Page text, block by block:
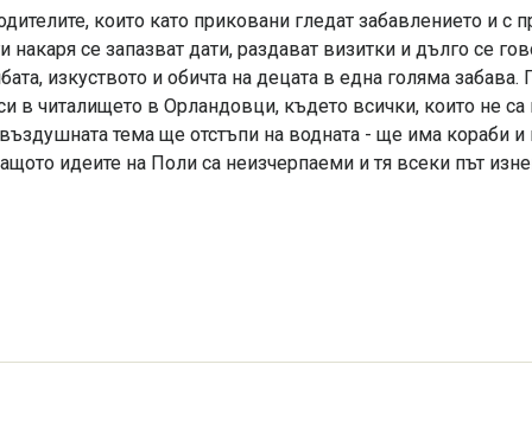
които като приковани гледат забавлението и с
накаря се запазват дати, раздават визитки и дълго се
изкуството и обичта на децата в една голяма
в читалището в Орландовци, където всички, които не са
тема ще отстъпи на водната - ще има кораби и
идеите на Поли са неизчерпаеми и тя всеки път